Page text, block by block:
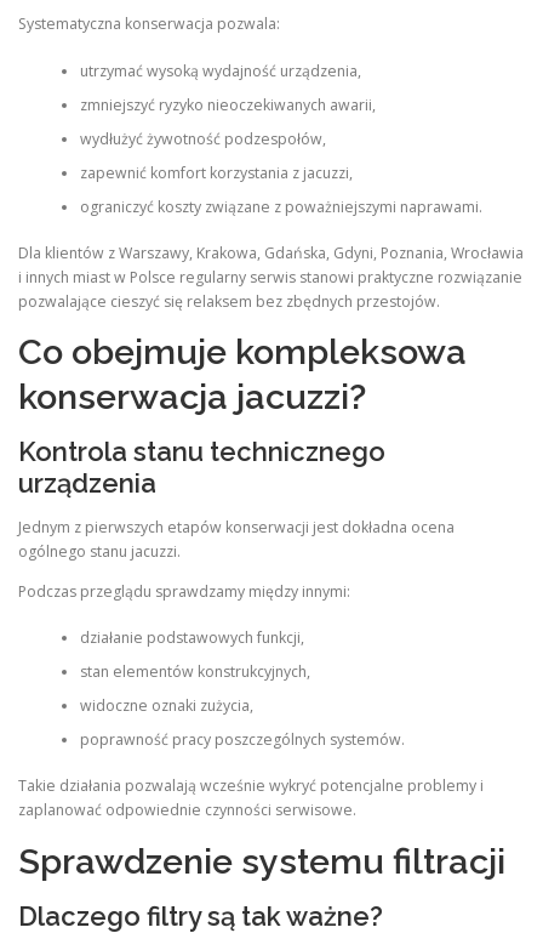
Systematyczna konserwacja pozwala:
utrzymać wysoką wydajność urządzenia,
zmniejszyć ryzyko nieoczekiwanych awarii,
wydłużyć żywotność podzespołów,
zapewnić komfort korzystania z jacuzzi,
ograniczyć koszty związane z poważniejszymi naprawami.
Dla klientów z Warszawy, Krakowa, Gdańska, Gdyni, Poznania, Wrocławia
i innych miast w Polsce regularny serwis stanowi praktyczne rozwiązanie
pozwalające cieszyć się relaksem bez zbędnych przestojów.
Co obejmuje kompleksowa
konserwacja jacuzzi?
Kontrola stanu technicznego
urządzenia
Jednym z pierwszych etapów konserwacji jest dokładna ocena
ogólnego stanu jacuzzi.
Podczas przeglądu sprawdzamy między innymi:
działanie podstawowych funkcji,
stan elementów konstrukcyjnych,
widoczne oznaki zużycia,
poprawność pracy poszczególnych systemów.
Takie działania pozwalają wcześnie wykryć potencjalne problemy i
zaplanować odpowiednie czynności serwisowe.
Sprawdzenie systemu filtracji
Dlaczego filtry są tak ważne?